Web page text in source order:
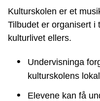
Kulturskolen er et
Tilbudet er organisert i
kulturlivet ellers.
Undervisninga
kulturskolens
Elevene kan få